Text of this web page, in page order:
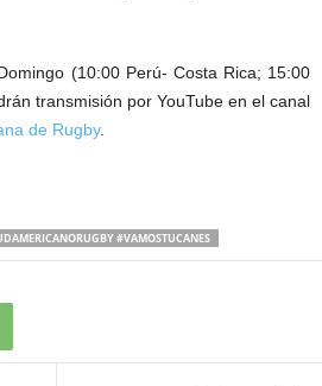
(10:00 Perú- Costa Rica; 15:00
transmisión por YouTube en el canal
de Rugby.
#VAMOSTUCANES